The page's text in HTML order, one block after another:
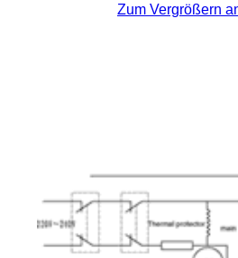
Zum Vergrößern